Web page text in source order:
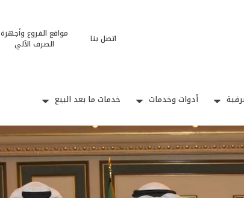
اتصل بنا
مواقع الفروع وأجهزة
الصرف الآلي
أدوات وخدمات خدمات ما بعد البيع